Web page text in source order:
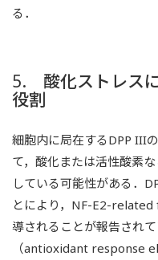
る．
5. 酸化ストレス
役割
細胞内に局在するDPP III
て，酸化または活性酸素
している可能性がある．
とにより，NF-E2-
導されることが報告されて
（antioxidant response